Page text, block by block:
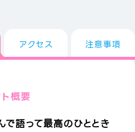
アクセス 注意事項
概要
で語って最高のひととき